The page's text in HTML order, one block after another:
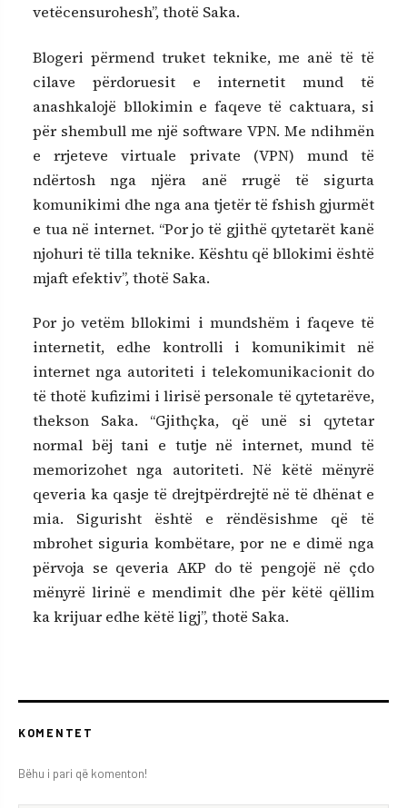
vetëcensurohesh”, thotë Saka.
Blogeri përmend truket teknike, me anë të të
cilave përdoruesit e internetit mund të
anashkalojë bllokimin e faqeve të caktuara, si
për shembull me një software VPN. Me ndihmën
e rrjeteve virtuale private (VPN) mund të
ndërtosh nga njëra anë rrugë të sigurta
komunikimi dhe nga ana tjetër të fshish gjurmët
e tua në internet. “Por jo të gjithë qytetarët kanë
njohuri të tilla teknike. Kështu që bllokimi është
mjaft efektiv”, thotë Saka.
Por jo vetëm bllokimi i mundshëm i faqeve të
internetit, edhe kontrolli i komunikimit në
internet nga autoriteti i telekomunikacionit do
të thotë kufizimi i lirisë personale të qytetarëve,
thekson Saka. “Gjithçka, që unë si qytetar
normal bëj tani e tutje në internet, mund të
memorizohet nga autoriteti. Në këtë mënyrë
qeveria ka qasje të drejtpërdrejtë në të dhënat e
mia. Sigurisht është e rëndësishme që të
mbrohet siguria kombëtare, por ne e dimë nga
përvoja se qeveria AKP do të pengojë në çdo
mënyrë lirinë e mendimit dhe për këtë qëllim
ka krijuar edhe këtë ligj”, thotë Saka.
KOMENTET
Bëhu i pari që komenton!